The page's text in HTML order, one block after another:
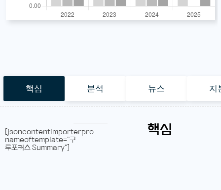
핵심 분석 뉴스 지
핵심
[jsoncontentimporterpro
nameoftemplate="구
루포커스 Summary"]